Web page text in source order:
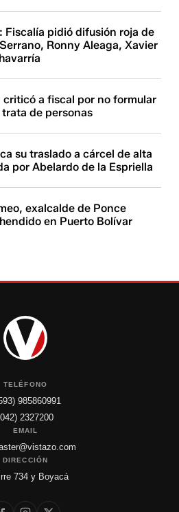
Fiscalía pidió difusión roja de
Ronny Aleaga, Xavier
criticó a fiscal por no formular
de personas
su traslado a cárcel de alta
por Abelardo de la Espriella
exalcalde de Ponce
en Puerto Bolívar
TELÉFONO
985860991
2327200
EMAIL
DIRECCIÓN
734 y Boyacá